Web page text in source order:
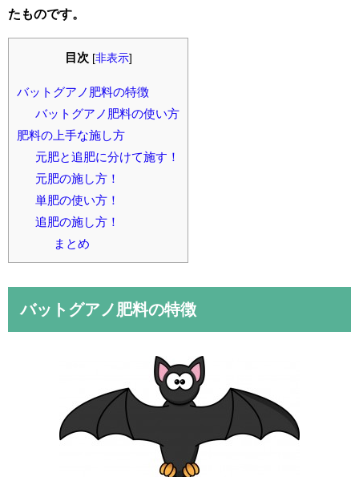
たものです。
目次 [非表示]
バットグアノ肥料の特徴
バットグアノ肥料の使い方
肥料の上手な施し方
元肥と追肥に分けて施す！
元肥の施し方！
単肥の使い方！
追肥の施し方！
まとめ
バットグアノ肥料の特徴